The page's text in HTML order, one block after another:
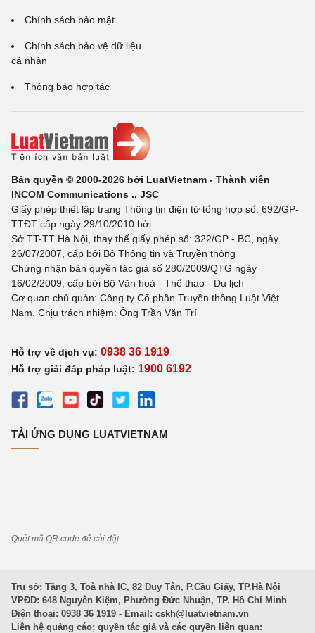
Chính sách bảo mật
Chính sách bảo vệ dữ liệu
cá nhân
Thông báo hợp tác
Bản quyền © 2000-2026 bởi LuatVietnam - Thành viên
INCOM Communications ., JSC
Giấy phép thiết lập trang Thông tin điện tử tổng hợp số: 692/GP-
TTĐT cấp ngày 29/10/2010 bởi
Sở TT-TT Hà Nội, thay thế giấy phép số: 322/GP - BC, ngày
26/07/2007, cấp bởi Bộ Thông tin và Truyền thông
Chứng nhận bản quyền tác giả số 280/2009/QTG ngày
16/02/2009, cấp bởi Bộ Văn hoá - Thể thao - Du lịch
Cơ quan chủ quản: Công ty Cổ phần Truyền thông Luật Việt
Nam. Chịu trách nhiệm: Ông Trần Văn Trí
Hỗ trợ về dịch vụ: 0938 36 1919
Hỗ trợ giải đáp pháp luật: 1900 6192
TẢI ỨNG DỤNG LUATVIETNAM
Quét mã QR code để cài đặt
Trụ sở: Tầng 3, Toà nhà IC, 82 Duy Tân, P.Cầu Giấy, TP.Hà Nội
VPĐD: 648 Nguyễn Kiệm, Phường Đức Nhuận, TP. Hồ Chí Minh
Điện thoại: 0938 36 1919 - Email: cskh@luatvietnam.vn
Liên hệ quảng cáo; quyền tác giả và các quyền liên quan: